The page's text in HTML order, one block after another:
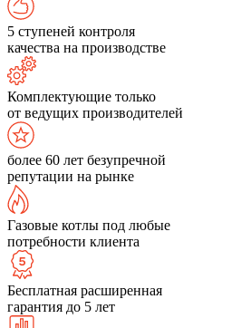
5 ступеней контроля
качества на производстве
Комплектующие только
от ведущих производителей
более 60 лет безупречной
репутации на рынке
Газовые котлы под любые
потребности клиента
Бесплатная расширенная
гарантия до 5 лет